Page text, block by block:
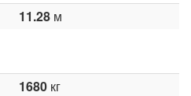
11.28 м
1680 кг